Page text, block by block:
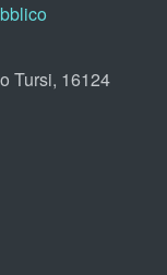
Tursi, 16124